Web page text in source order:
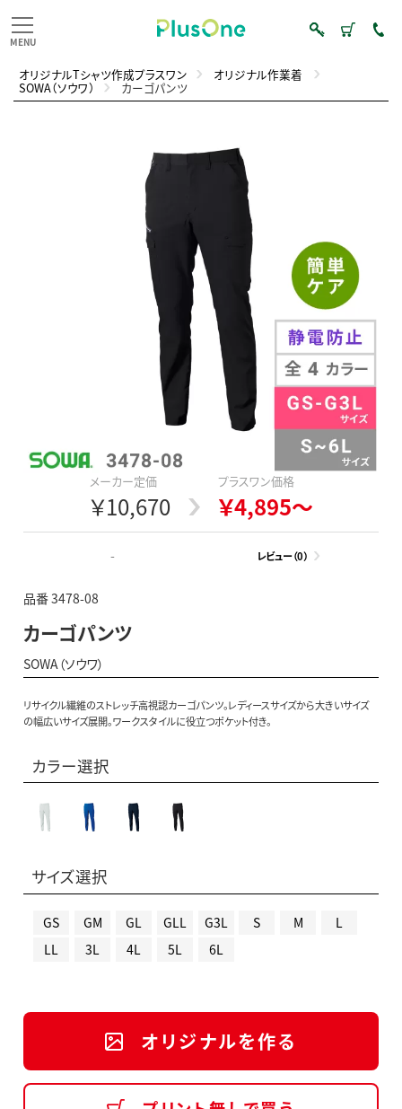
オリジナルTシャツ作成プラスワン オリジナル作業着
SOWA（ソウワ） カーゴパンツ
メーカー定価
￥10,670
プラスワン価格
￥4,895～
- レビュー（0）
品番 3478-08
カーゴパンツ
SOWA（ソウワ）
リサイクル繊維のストレッチ高視認カーゴパンツ。レディースサイズから大きいサイズ
の幅広いサイズ展開。ワークスタイルに役立つポケット付き。
カラー選択
サイズ選択
GS GM GL GLL G3L S M
L
LL
3L 4L 5L 6L
オリジナルを作る